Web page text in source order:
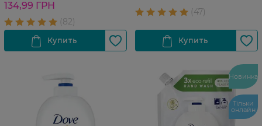
134,99 ГРН
Новинка
Тільки
онлайн